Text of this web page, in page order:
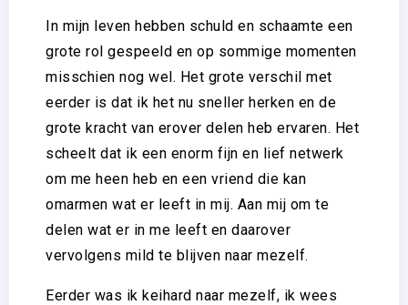
In mijn leven hebben schuld en schaamte een
grote rol gespeeld en op sommige momenten
misschien nog wel. Het grote verschil met
eerder is dat ik het nu sneller herken en de
grote kracht van erover delen heb ervaren. Het
scheelt dat ik een enorm fijn en lief netwerk
om me heen heb en een vriend die kan
omarmen wat er leeft in mij. Aan mij om te
delen wat er in me leeft en daarover
vervolgens mild te blijven naar mezelf.
Eerder was ik keihard naar mezelf, ik wees